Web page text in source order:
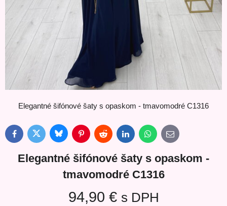
Elegantné šifónové šaty s opaskom - tmavomodré C1316
FacebookTwitter BlueskyPinterestReddit LinkedInWhatsApp
E-
mail
Elegantné šifónové šaty s opaskom -
tmavomodré C1316
94,90 € s DPH